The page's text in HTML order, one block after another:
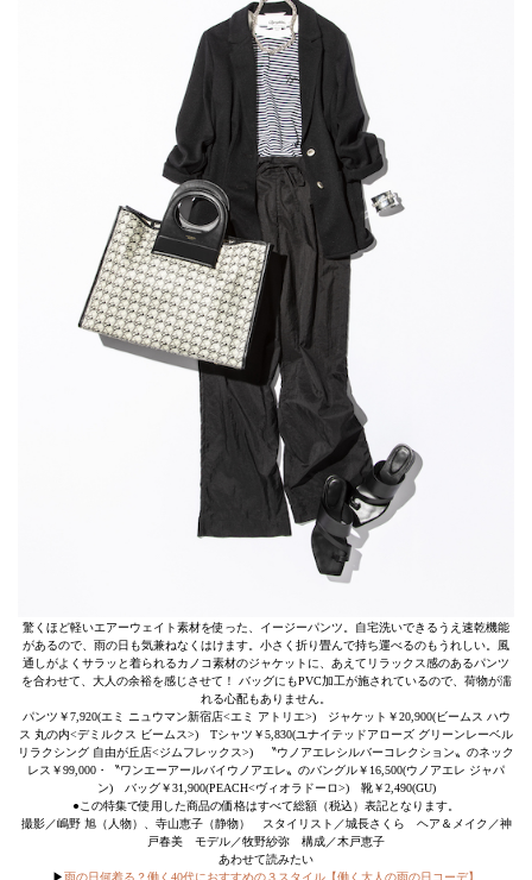
驚くほど軽いエアーウェイト素材を使った、イージーパンツ。自宅洗いできるうえ速乾機能
があるので、雨の日も気兼ねなくはけます。小さく折り畳んで持ち運べるのもうれしい。風
通しがよくサラッと着られるカノコ素材のジャケットに、あえてリラックス感のあるパンツ
を合わせて、大人の余裕を感じさせて！ バッグにもPVC加工が施されているので、荷物が濡
れる心配もありません。
パンツ￥7,920(エミ ニュウマン新宿店<エミ アトリエ>) ジャケット￥20,900(ビームス ハウ
ス 丸の内<デミルクス ビームス>) Tシャツ￥5,830(ユナイテッドアローズ グリーンレーベル
リラクシング 自由が丘店<ジムフレックス>) 〝ウノアエレシルバーコレクション〟のネック
レス￥99,000・〝ワンエーアールバイウノアエレ〟のバングル￥16,500(ウノアエレ ジャパ
ン) バッグ￥31,900(PEACH<ヴィオラドーロ>) 靴￥2,490(GU)
●この特集で使用した商品の価格はすべて総額（税込）表記となります。
撮影／嶋野 旭（人物）、寺山恵子（静物） スタイリスト／城長さくら ヘア＆メイク／神
戸春美 モデル／牧野紗弥 構成／木戸恵子
あわせて読みたい
▶︎雨の日何着る？働く40代におすすめの３スタイル【働く大人の雨の日コーデ】